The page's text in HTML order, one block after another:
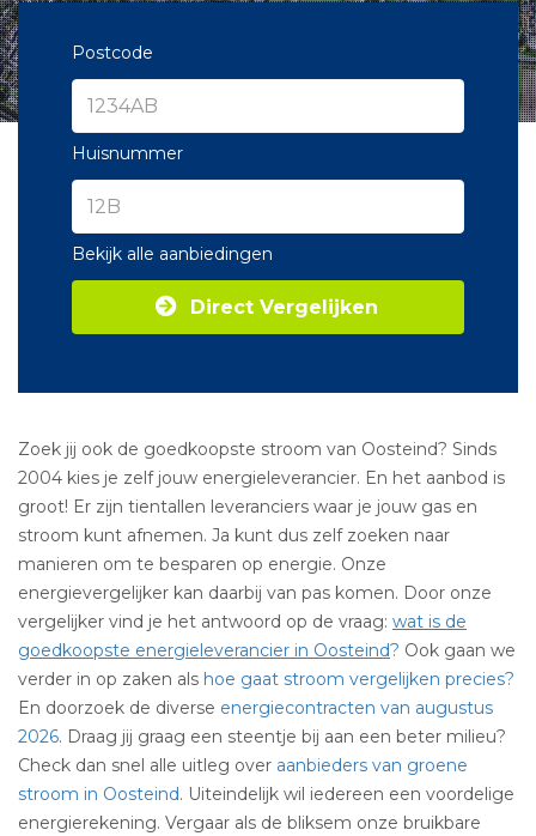
Postcode
Huisnummer
Bekijk alle aanbiedingen
Direct Vergelijken
Zoek jij ook de goedkoopste stroom van Oosteind? Sinds
2004 kies je zelf jouw energieleverancier. En het aanbod is
groot! Er zijn tientallen leveranciers waar je jouw gas en
stroom kunt afnemen. Ja kunt dus zelf zoeken naar
manieren om te besparen op energie. Onze
energievergelijker kan daarbij van pas komen. Door onze
vergelijker vind je het antwoord op de vraag: wat is de
goedkoopste energieleverancier in Oosteind? Ook gaan we
verder in op zaken als hoe gaat stroom vergelijken precies?
En doorzoek de diverse energiecontracten van augustus
2026. Draag jij graag een steentje bij aan een beter milieu?
Check dan snel alle uitleg over aanbieders van groene
stroom in Oosteind. Uiteindelijk wil iedereen een voordelige
energierekening. Vergaar als de bliksem onze bruikbare